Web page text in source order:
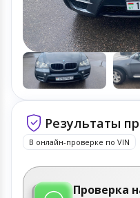
Результаты
В онлайн-проверке по VIN
Проверка